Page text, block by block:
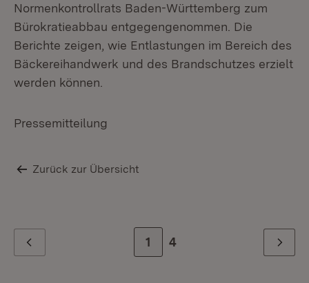
Normenkontrollrats Baden-Württemberg zum
Bürokratieabbau entgegengenommen. Die
Berichte zeigen, wie Entlastungen im Bereich des
Bäckereihandwerk und des Brandschutzes erzielt
werden können.
Pressemitteilung
Zurück zur Übersicht
Zur Seite
1 Zur letzten Seite
4 Weiter